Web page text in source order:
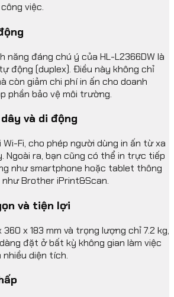
việc.
đáng chú ý của HL-L2366DW là
động (duplex). Điều này không chỉ
còn giảm chi phí in ấn cho doanh
phần bảo vệ môi trường.
và di động
Fi, cho phép người dùng in ấn từ xa
Ngoài ra, bạn cũng có thể in trực tiếp
như smartphone hoặc tablet thông
Brother iPrint&Scan.
và tiện lợi
x 183 mm và trọng lượng chỉ 7.2 kg,
đặt ở bất kỳ không gian làm việc
nhiều diện tích.